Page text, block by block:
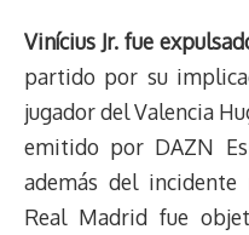
Vinícius Jr. fue
partido por su
jugador del Valencia
emitido por DAZN
además del
Real Madrid fue